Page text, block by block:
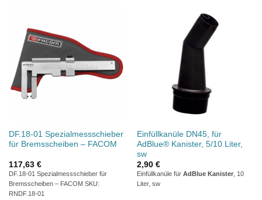
DF.18-01 Spezialmessschieber
für Bremsscheiben – FACOM
117,63 €
DF.18-01 Spezialmessschieber für
Bremsscheiben – FACOM SKU:
RNDF.18-01
Einfüllkanüle DN45, für
AdBlue® Kanister, 5/10 Liter,
sw
2,90 €
Einfüllkanüle für AdBlue Kanister, 10
Liter, sw